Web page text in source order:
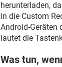
herunterladen,
in die Custom
Android-Geräten
lautet die
Was tun,